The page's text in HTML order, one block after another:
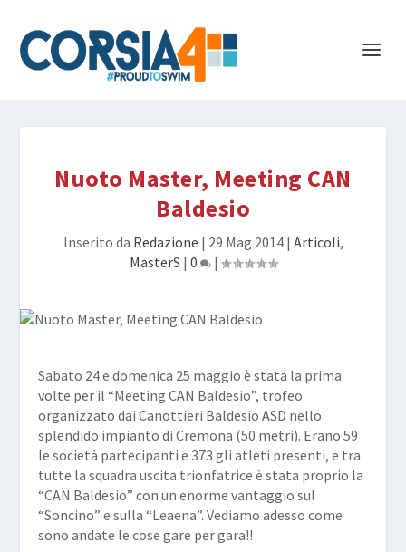
Nuoto Master, Meeting CAN
Baldesio
Inserito da Redazione | 29 Mag 2014| Articoli,
MasterS | 0 |
Sabato 24 e domenica 25 maggio è stata la prima
volte per il “Meeting CAN Baldesio”, trofeo
organizzato dai Canottieri Baldesio ASD nello
splendido impianto di Cremona (50 metri). Erano 59
le società partecipanti e 373 gli atleti presenti, e tra
tutte la squadra uscita trionfatrice è stata proprio la
“CAN Baldesio” con un enorme vantaggio sul
“Soncino” e sulla “Leaena”. Vediamo adesso come
sono andate le cose gare per gara!!